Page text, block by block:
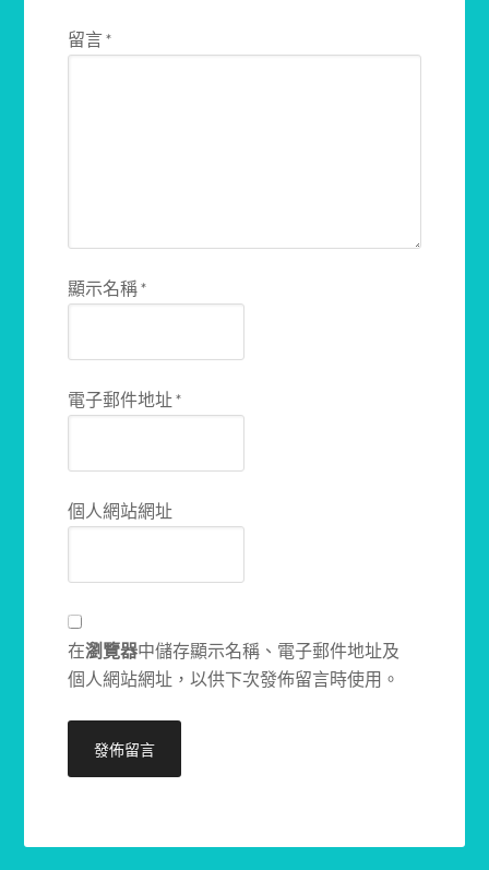
留言*
顯示名稱*
電子郵件地址*
個人網站網址
在瀏覽器中儲存顯示名稱、電子郵件地址及
個人網站網址，以供下次發佈留言時使用。